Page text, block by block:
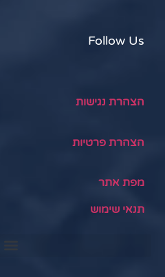
Follow Us
הצהרת נגישות
הצהרת פרטיות
מפת אתר
תנאי שימוש